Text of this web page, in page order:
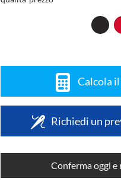
Calcola
Richiedi un
Conferma oggi